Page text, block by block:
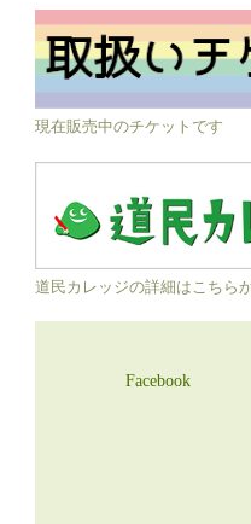
現在販売中のチケットです
道民カレッジの詳細はこちら
Facebook